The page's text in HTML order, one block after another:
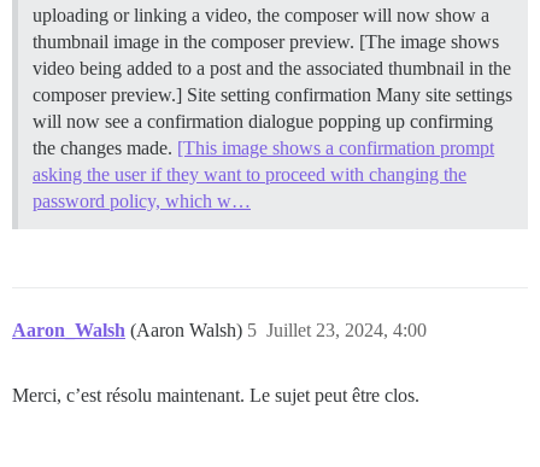
uploading or linking a video, the composer will now show a
thumbnail image in the composer preview. [The image shows
video being added to a post and the associated thumbnail in the
composer preview.] Site setting confirmation Many site settings
will now see a confirmation dialogue popping up confirming
the changes made. [This image shows a confirmation prompt
asking the user if they want to proceed with changing the
password policy, which w…
Aaron_Walsh (Aaron Walsh) Juillet 23, 2024, 4:00
5
Merci, c’est résolu maintenant. Le sujet peut être clos.